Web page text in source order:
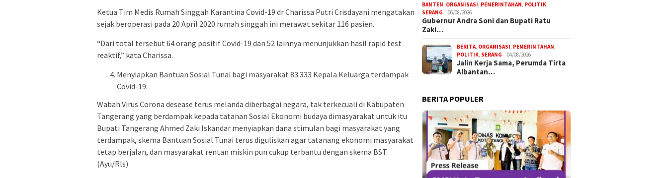
Ketua Tim Medis Rumah Singgah Karantina Covid-19 dr Charissa Putri Crisdayani mengatakan
sejak beroperasi pada 20 April 2020 rumah singgah ini merawat sekitar 116 pasien.
“Dari total tersebut 64 orang positif Covid-19 dan 52 lainnya menunjukkan hasil rapid test
reaktif,” kata Charissa.
Menyiapkan Bantuan Sosial Tunai bagi masyarakat 83.333 Kepala Keluarga terdampak
Covid-19.
Wabah Virus Corona desease terus melanda diberbagai negara, tak terkecuali di Kabupaten
Tangerang yang berdampak kepada tatanan Sosial Ekonomi budaya dimasyarakat untuk itu
Bupati Tangerang Ahmed Zaki Iskandar menyiapkan dana stimulan bagi masyarakat yang
terdampak, skema Bantuan Sosial Tunai terus diguliskan agar tatanang ekonomi masyarakat
tetap berjalan, dan masyarakat rentan miskin pun cukup terbantu dengan skema BST.
(Ayu/Rls)
BANTEN ORGANISASI PEMERINTAHAN POLITIK
SERANG
06/08/2026
Gubernur Andra Soni dan Bupati Ratu
Zaki…
BERITA ORGANISASI PEMERINTAHAN
POLITIK SERANG 04/08/2026
Jalin Kerja Sama, Perumda Tirta
Albantan…
BERITA POPULER